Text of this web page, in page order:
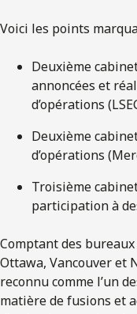
Voici les points
Deuxième
annoncées et
d’opérations
Deuxième
d’opérations
Troisième
participation à
Comptant des
Ottawa, Vancouver et
reconnu comme l’un
matière de fusions et